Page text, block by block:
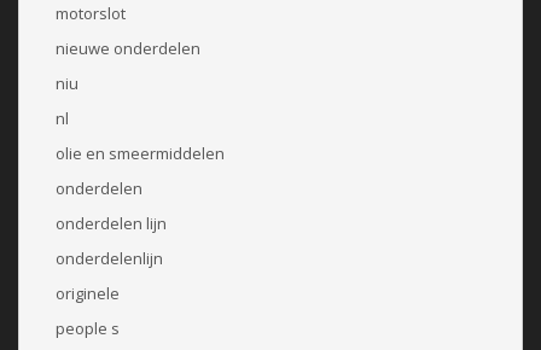
motorslot
nieuwe onderdelen
niu
nl
olie en smeermiddelen
onderdelen
onderdelen lijn
onderdelenlijn
originele
people s